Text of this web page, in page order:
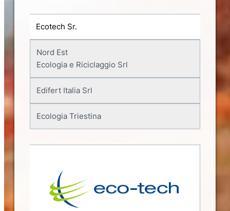
Ecotech Sr.
Nord Est
Ecologia e Riciclaggio Srl
Edifert Italia Srl
Ecologia Triestina